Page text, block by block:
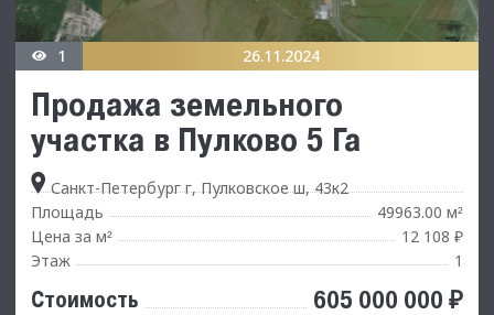
1 26.11.2024
Продажа земельного
участка в Пулково 5 Га
Санкт-Петербург г, Пулковское ш, 43к2
Площадь
49963.00 м²
Цена за м²
12 108 ₽
Этаж
1
Стоимость 605 000 000 ₽